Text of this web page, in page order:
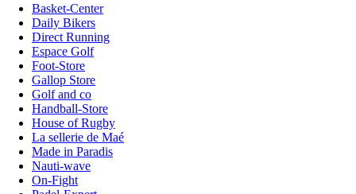
Basket-Center
Daily Bikers
Direct Running
Espace Golf
Foot-Store
Gallop Store
Golf and co
Handball-Store
House of Rugby
La sellerie de Maé
Made in Paradis
Nauti-wave
On-Fight